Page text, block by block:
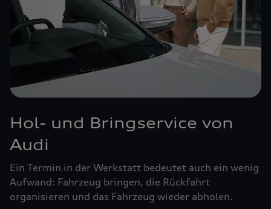
Hol- und Bringservice von
Audi
Ein Termin in der Werkstatt bedeutet auch ein wenig
Aufwand: Fahrzeug bringen, die Rückfahrt
organisieren und das Fahrzeug wieder abholen.